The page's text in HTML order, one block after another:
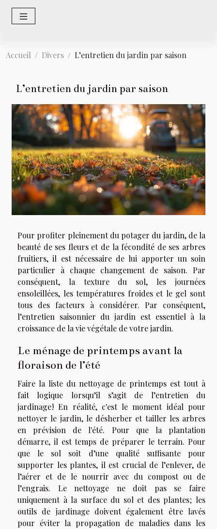
Accueil Divers L’entretien du jardin par saison
L’entretien du jardin par saison
Pour profiter pleinement du potager du jardin, de la
beauté de ses fleurs et de la fécondité de ses arbres
fruitiers, il est nécessaire de lui apporter un soin
particulier à chaque changement de saison. Par
conséquent, la texture du sol, les journées
ensoleillées, les températures froides et le gel sont
tous des facteurs à considérer. Par conséquent,
l’entretien saisonnier du jardin est essentiel à la
croissance de la vie végétale de votre jardin.
Le ménage de printemps avant la
floraison de l’été
Faire la liste du nettoyage de printemps est tout à
fait logique lorsqu’il s’agit de l’entretien du
jardinage ! En réalité, c'est le moment idéal pour
nettoyer le jardin, le désherber et tailler les arbres
en prévision de l'été. Pour que la plantation
démarre, il est temps de préparer le terrain. Pour
que le sol soit d’une qualité suffisante pour
supporter les plantes, il est crucial de l’enlever, de
l’aérer et de le nourrir avec du compost ou de
l’engrais. Le nettoyage ne doit pas se faire
uniquement à la surface du sol et des plantes ; les
outils de jardinage doivent également être lavés
pour éviter la propagation de maladies dans les